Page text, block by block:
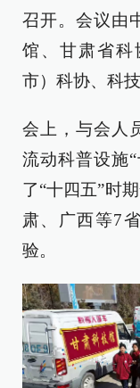
召开。会议由
馆、甘肃省科
市）科协、科
会上，与会人
流动科普设施
了“十四五”时
肃、广西等7
验。